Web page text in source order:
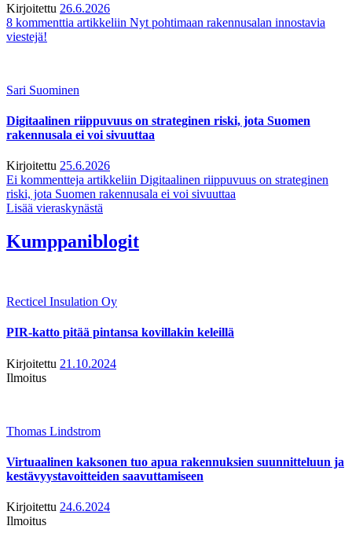
Kirjoitettu 26.6.2026
8 kommenttia artikkeliin Nyt pohtimaan rakennusalan innostavia
viestejä!
Sari Suominen
Digitaalinen riippuvuus on strateginen riski, jota Suomen
rakennusala ei voi sivuuttaa
Kirjoitettu 25.6.2026
Ei kommentteja artikkeliin Digitaalinen riippuvuus on strateginen
riski, jota Suomen rakennusala ei voi sivuuttaa
Lisää vieraskynästä
Kumppaniblogit
Recticel Insulation Oy
PIR-katto pitää pintansa kovillakin keleillä
Kirjoitettu 21.10.2024
Ilmoitus
Thomas Lindstrom
Virtuaalinen kaksonen tuo apua rakennuksien suunnitteluun ja
kestävyystavoitteiden saavuttamiseen
Kirjoitettu 24.6.2024
Ilmoitus